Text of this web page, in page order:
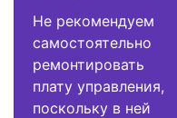
Не рекомендуем
самостоятельно
ремонтировать
плату управления,
поскольку в ней